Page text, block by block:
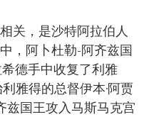
关，是沙特阿拉伯人
，阿卜杜勒-阿齐兹国
德手中收复了利雅
雅得的总督伊本·阿贾
兹国王攻入马斯马克宫